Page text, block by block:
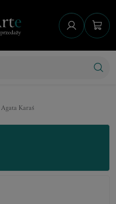
Agata Karaś